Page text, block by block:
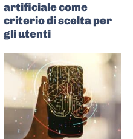
artificiale come
criterio di scelta per
gli utenti